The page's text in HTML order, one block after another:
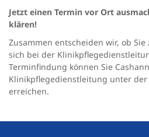
Jetzt einen Termin vor Ort
klären!
Zusammen entscheiden wir, ob
sich bei der
Terminfindung können Sie
Klinikpflegedienstleitung unter der
erreichen.